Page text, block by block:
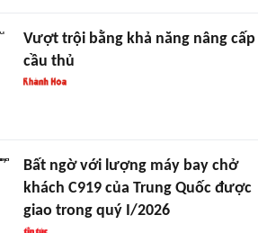
Vượt trội bằng khả năng nâng cấp
cầu thủ
Bất ngờ với lượng máy bay chở
khách C919 của Trung Quốc được
giao trong quý I/2026